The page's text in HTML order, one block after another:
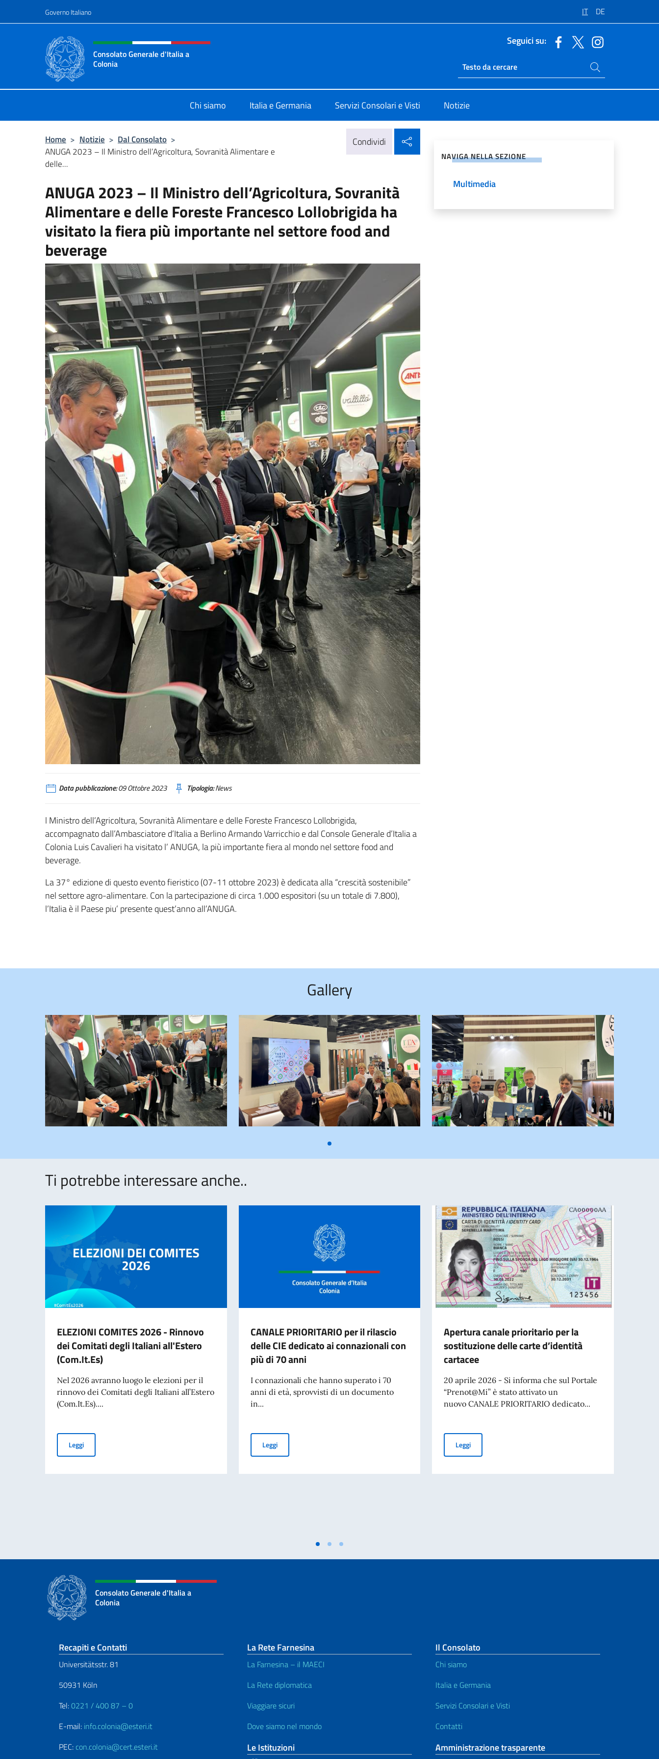
Governo Italiano IT DE
Intestazione sito, social e menù
Consolato Generale d'Italia a
Colonia
Seguici su:
Ricerca sito live
Cerca nel sito
Chi siamo Italia e Germania Servizi Consolari e Visti Notizie
Home > Notizie > Dal Consolato >
ANUGA 2023 – Il Ministro dell’Agricoltura, Sovranità Alimentare e
delle...
Condividi
ANUGA 2023 – Il Ministro dell’Agricoltura, Sovranità
Alimentare e delle Foreste Francesco Lollobrigida ha
visitato la fiera più importante nel settore food and
beverage
Data pubblicazione:09 Ottobre 2023 Tipologia:News
l Ministro dell’Agricoltura, Sovranità Alimentare e delle Foreste Francesco Lollobrigida,
accompagnato dall’Ambasciatore d’Italia a Berlino Armando Varricchio e dal Console Generale d’Italia a
Colonia Luis Cavalieri ha visitato l’ ANUGA, la più importante fiera al mondo nel settore food and
beverage.
La 37° edizione di questo evento fieristico (07-11 ottobre 2023) è dedicata alla “crescità sostenibile”
nel settore agro-alimentare. Con la partecipazione di circa 1.000 espositori (su un totale di 7.800),
l’Italia è il Paese piu’ presente quest’anno all’ANUGA.
NAVIGA NELLA SEZIONE
Multimedia
Gallery
Ti potrebbe interessare anche..
ELEZIONI COMITES 2026 - Rinnovo
dei Comitati degli Italiani all'Estero
(Com.It.Es)
Nel 2026 avranno luogo le elezioni per il
rinnovo dei Comitati degli Italiani all’Estero
(Com.It.Es)....
LeggiELEZIONI COMITES 2026 - Rinnovo dei Comitati degli Italiani all'Estero (Com.It.Es)
CANALE PRIORITARIO per il rilascio
delle CIE dedicato ai connazionali con
più di 70 anni
I connazionali che hanno superato i 70
anni di età, sprovvisti di un documento
in...
LeggiCANALE PRIORITARIO per il rilascio delle CIE dedicato ai connazionali con più di 70 anni
Apertura canale prioritario per la
sostituzione delle carte d’identità
cartacee
20 aprile 2026 - Si informa che sul Portale
“Prenot@Mi” è stato attivato un
nuovo CANALE PRIORITARIO dedicato...
LeggiApertura canale prioritario per la sostituzione delle carte
Consolato Generale d'Italia a
Colonia
Sezione footer
Recapiti e Contatti
Universitätsstr. 81
50931 Köln
Tel:0221 / 400 87 – 0
E-mail: info.colonia@esteri.it
PEC: con.colonia@cert.esteri.it
La Rete Farnesina
La Farnesina – il MAECI
La Rete diplomatica
Viaggiare sicuri
Dove siamo nel mondo
Le Istituzioni
Il Consolato
Chi siamo
Italia e Germania
Servizi Consolari e Visti
Contatti
Amministrazione trasparente